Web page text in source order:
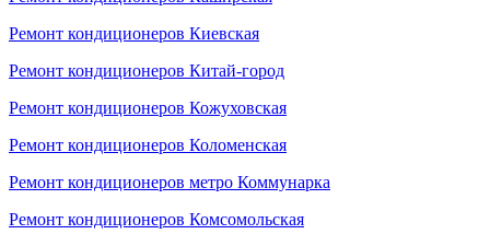
Ремонт кондиционеров Киевская
Ремонт кондиционеров Китай-город
Ремонт кондиционеров Кожуховская
Ремонт кондиционеров Коломенская
Ремонт кондиционеров метро Коммунарка
Ремонт кондиционеров Комсомольская